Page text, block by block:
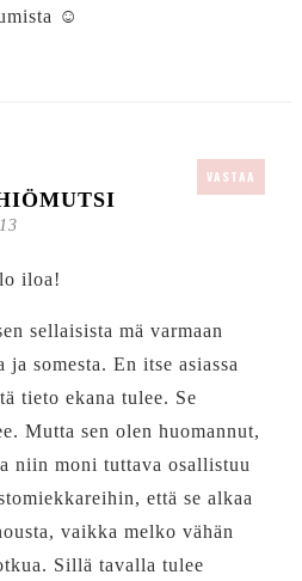
☺️
VASTAA
iloa!
sellaisista mä varmaan
somesta. En itse asiassa
tieto ekana tulee. Se
Mutta sen olen huomannut,
niin moni tuttava osallistuu
että se alkaa
vaikka melko vähän
Sillä tavalla tulee